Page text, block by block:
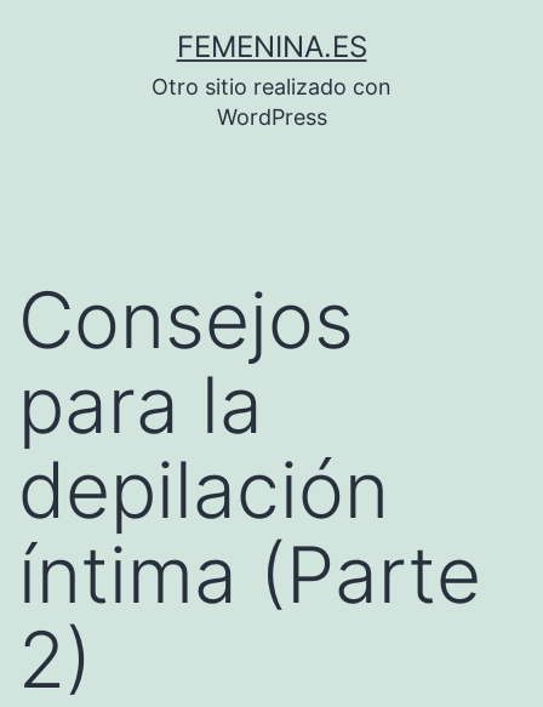
FEMENINA.ES
Otro sitio realizado con
WordPress
Consejos
para la
depilación
íntima (Parte
2)